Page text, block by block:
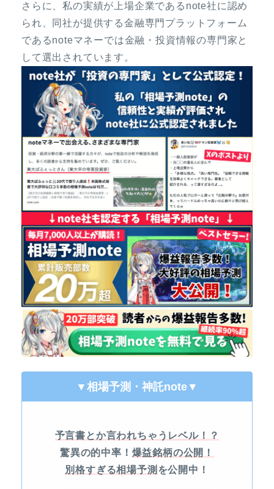
さらに、私の実績が上場企業であるnote社に認め
られ、同社が提供する金融専門プラットフォーム
であるnoteマネーでは金融・投資情報の専門家と
して選出されています。
▼相場予測・神託note ▼
予言書とか言われちゃうレベル！？
驚異の的中率！ 爆益銘柄の公開！
別格すぎる相場予測 を公開中！